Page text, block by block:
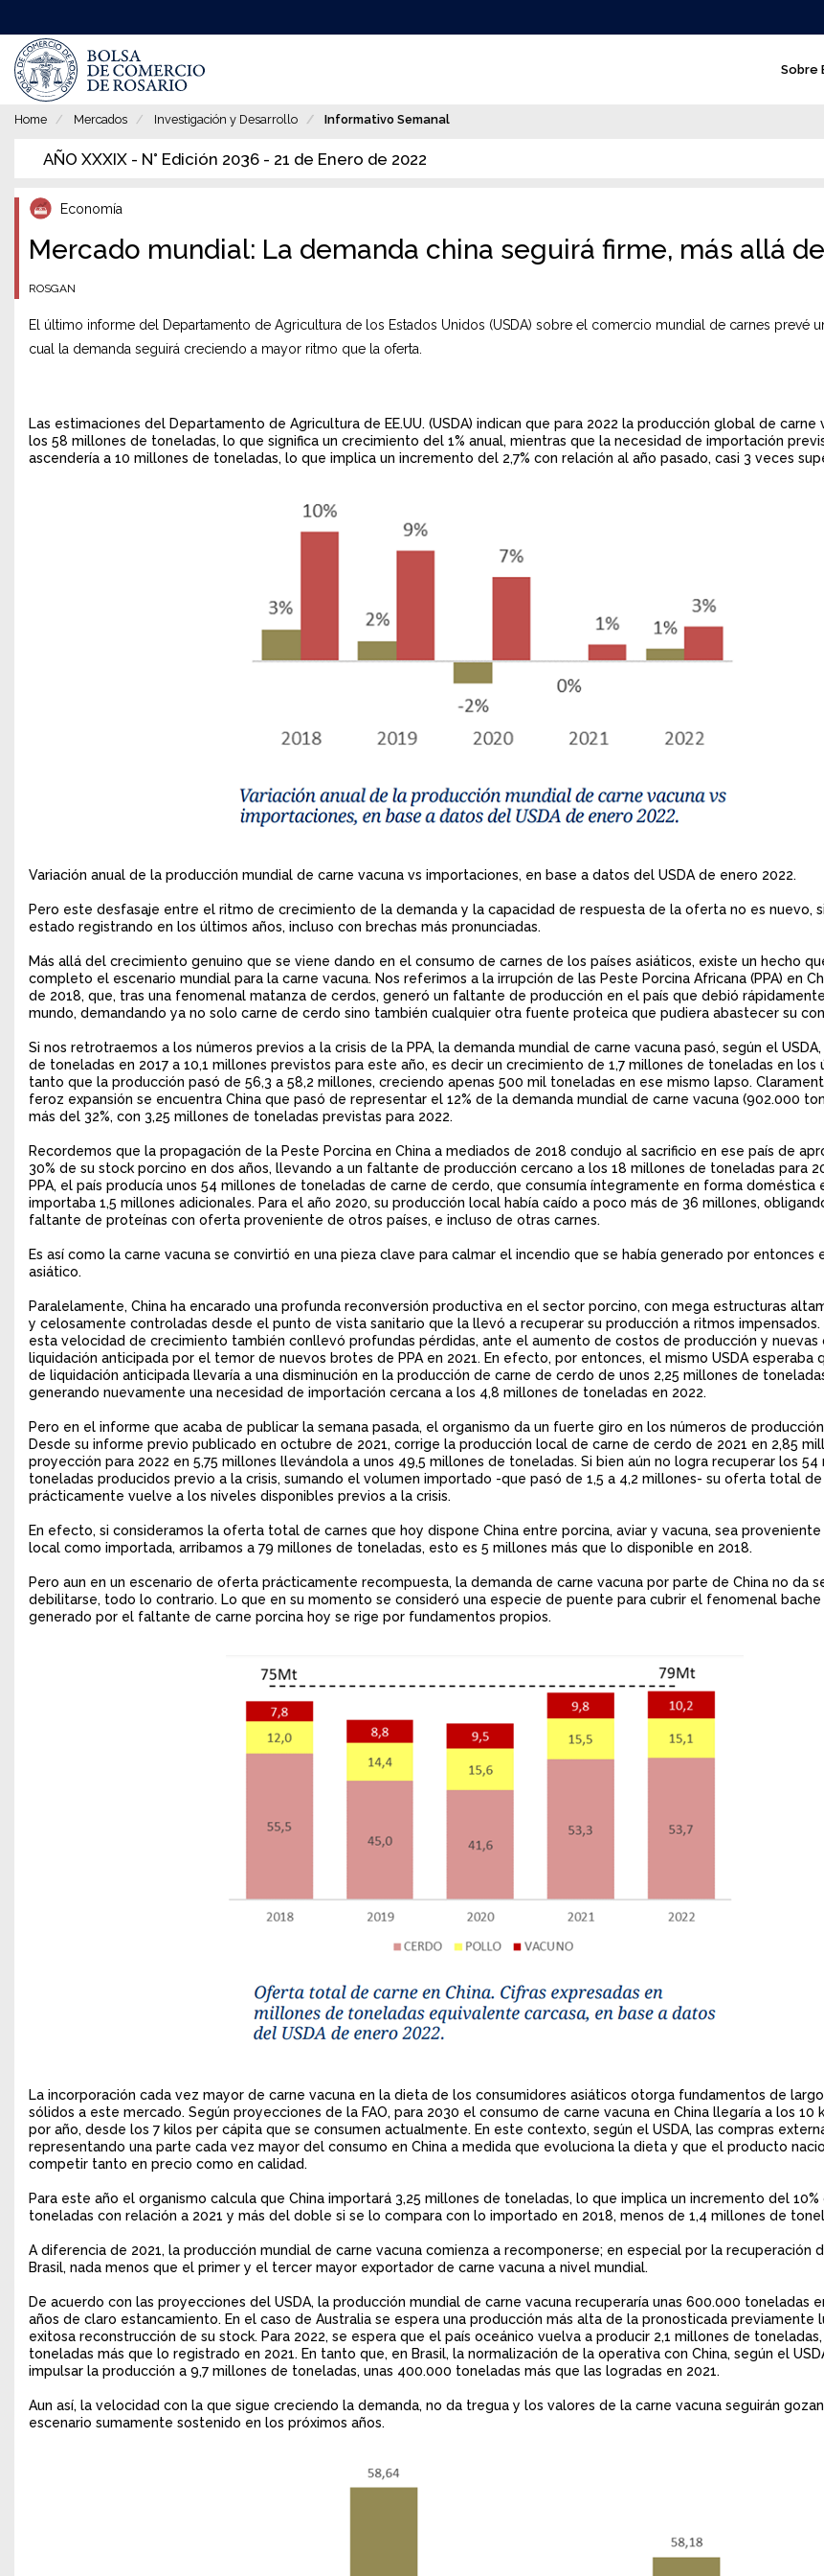
al
contenido
principal
c
n
i
n
Sobre
Home Mercados Investigación y Desarrollo Informativo Semanal
AÑO XXXIX - N° Edición 2036 - 21 de Enero de 2022
Economía
Mercado mundial: La demanda china seguirá firme, más allá
ROSGAN
El último informe del Departamento de Agricultura de los Estados Unidos (USDA) sobre el comercio mundial de carnes prevé
cual la demanda seguirá creciendo a mayor ritmo que la oferta.
Las estimaciones del Departamento de Agricultura de EE.UU. (USDA) indican que para 2022 la producción global de carne
los 58 millones de toneladas, lo que significa un crecimiento del 1% anual, mientras que la necesidad de importación
ascendería a 10 millones de toneladas, lo que implica un incremento del 2,7% con relación al año pasado, casi 3 veces
Variación anual de la producción mundial de carne vacuna vs importaciones, en base a datos del USDA de enero 2022.
Pero este desfasaje entre el ritmo de crecimiento de la demanda y la capacidad de respuesta de la oferta no es nuevo,
estado registrando en los últimos años, incluso con brechas más pronunciadas.
Más allá del crecimiento genuino que se viene dando en el consumo de carnes de los países asiáticos, existe un hecho
completo el escenario mundial para la carne vacuna. Nos referimos a la irrupción de las Peste Porcina Africana (PPA) en
de 2018, que, tras una fenomenal matanza de cerdos, generó un faltante de producción en el país que debió
mundo, demandando ya no solo carne de cerdo sino también cualquier otra fuente proteica que pudiera abastecer su
Si nos retrotraemos a los números previos a la crisis de la PPA, la demanda mundial de carne vacuna pasó, según el
de toneladas en 2017 a 10,1 millones previstos para este año, es decir un crecimiento de 1,7 millones de toneladas en los
tanto que la producción pasó de 56,3 a 58,2 millones, creciendo apenas 500 mil toneladas en ese mismo lapso.
feroz expansión se encuentra China que pasó de representar el 12% de la demanda mundial de carne vacuna (902.000
más del 32%, con 3,25 millones de toneladas previstas para 2022.
Recordemos que la propagación de la Peste Porcina en China a mediados de 2018 condujo al sacrificio en ese país de
30% de su stock porcino en dos años, llevando a un faltante de producción cercano a los 18 millones de toneladas para
PPA, el país producía unos 54 millones de toneladas de carne de cerdo, que consumía íntegramente en forma doméstica
importaba 1,5 millones adicionales. Para el año 2020, su producción local había caído a poco más de 36 millones,
faltante de proteínas con oferta proveniente de otros países, e incluso de otras carnes.
Es así como la carne vacuna se convirtió en una pieza clave para calmar el incendio que se había generado por entonces
asiático.
Paralelamente, China ha encarado una profunda reconversión productiva en el sector porcino, con mega estructuras
y celosamente controladas desde el punto de vista sanitario que la llevó a recuperar su producción a ritmos impensados.
esta velocidad de crecimiento también conllevó profundas pérdidas, ante el aumento de costos de producción y nuevas
liquidación anticipada por el temor de nuevos brotes de PPA en 2021. En efecto, por entonces, el mismo USDA esperaba
de liquidación anticipada llevaría a una disminución en la producción de carne de cerdo de unos 2,25 millones de
generando nuevamente una necesidad de importación cercana a los 4,8 millones de toneladas en 2022.
Pero en el informe que acaba de publicar la semana pasada, el organismo da un fuerte giro en los números de
Desde su informe previo publicado en octubre de 2021, corrige la producción local de carne de cerdo de 2021 en 2,85
proyección para 2022 en 5,75 millones llevándola a unos 49,5 millones de toneladas. Si bien aún no logra recuperar los 54
toneladas producidos previo a la crisis, sumando el volumen importado -que pasó de 1,5 a 4,2 millones- su oferta total
prácticamente vuelve a los niveles disponibles previos a la crisis.
En efecto, si consideramos la oferta total de carnes que hoy dispone China entre porcina, aviar y vacuna, sea
local como importada, arribamos a 79 millones de toneladas, esto es 5 millones más que lo disponible en 2018.
Pero aun en un escenario de oferta prácticamente recompuesta, la demanda de carne vacuna por parte de China no da
debilitarse, todo lo contrario. Lo que en su momento se consideró una especie de puente para cubrir el fenomenal
generado por el faltante de carne porcina hoy se rige por fundamentos propios.
La incorporación cada vez mayor de carne vacuna en la dieta de los consumidores asiáticos otorga fundamentos de
sólidos a este mercado. Según proyecciones de la FAO, para 2030 el consumo de carne vacuna en China llegaría a los 10
por año, desde los 7 kilos per cápita que se consumen actualmente. En este contexto, según el USDA, las compras
representando una parte cada vez mayor del consumo en China a medida que evoluciona la dieta y que el producto
competir tanto en precio como en calidad.
Para este año el organismo calcula que China importará 3,25 millones de toneladas, lo que implica un incremento del 10%
toneladas con relación a 2021 y más del doble si se lo compara con lo importado en 2018, menos de 1,4 millones de
A diferencia de 2021, la producción mundial de carne vacuna comienza a recomponerse; en especial por la recuperación
Brasil, nada menos que el primer y el tercer mayor exportador de carne vacuna a nivel mundial.
De acuerdo con las proyecciones del USDA, la producción mundial de carne vacuna recuperaría unas 600.000 toneladas
años de claro estancamiento. En el caso de Australia se espera una producción más alta de la pronosticada previamente
exitosa reconstrucción de su stock. Para 2022, se espera que el país oceánico vuelva a producir 2,1 millones de
toneladas más que lo registrado en 2021. En tanto que, en Brasil, la normalización de la operativa con China, según el
impulsar la producción a 9,7 millones de toneladas, unas 400.000 toneladas más que las logradas en 2021.
Aun así, la velocidad con la que sigue creciendo la demanda, no da tregua y los valores de la carne vacuna seguirán
escenario sumamente sostenido en los próximos años.